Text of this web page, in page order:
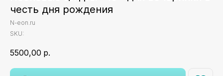
честь дня рождения
N-eon.ru
SKU:
5500,00 р.